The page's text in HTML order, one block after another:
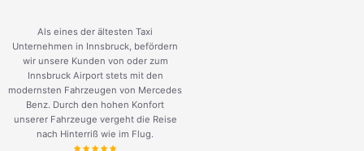
Als eines der ältesten Taxi
Unternehmen in Innsbruck, befördern
wir unsere Kunden von oder zum
Innsbruck Airport stets mit den
modernsten Fahrzeugen von Mercedes
Benz. Durch den hohen Konfort
unserer Fahrzeuge vergeht die Reise
nach Hinterriß wie im Flug.